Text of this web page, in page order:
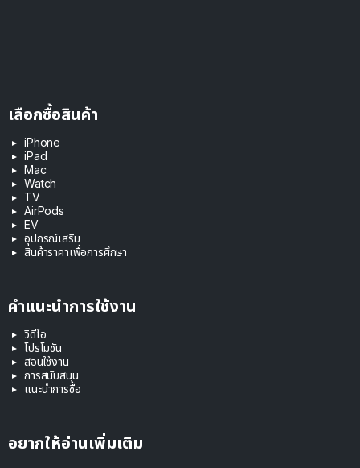
เลือกซื้อสินค้า
iPhone
iPad
Mac
Watch
TV
AirPods
EV
อุปกรณ์เสริม
สินค้าราคาเพื่อการศึกษา
คำแนะนำการใช้งาน
วิดีโอ
โปรโมชัน
สอนใช้งาน
การสนับสนุน
แนะนำการซื้อ
อยากให้อ่านเพิ่มเติม